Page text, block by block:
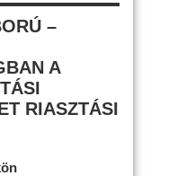
–
A
RIASZTÁSI